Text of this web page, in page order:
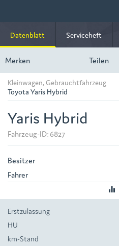
Datenblatt Serviceheft
Merken Teilen
Kleinwagen, Gebrauchtfahrzeug
Toyota Yaris Hybrid
Yaris Hybrid
Fahrzeug-ID: 6827
Besitzer
Fahrer
equalizer
Erstzulassung
HU
km-Stand